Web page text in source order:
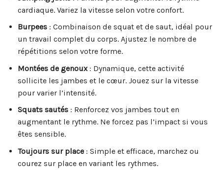
cardiaque. Variez la vitesse selon votre confort.
Burpees: Combinaison de squat et de saut, idéal pour
un travail complet du corps. Ajustez le nombre de
répétitions selon votre forme.
Montées de genoux: Dynamique, cette activité
sollicite les jambes et le cœur. Jouez sur la vitesse
pour varier l’intensité.
Squats sautés: Renforcez vos jambes tout en
augmentant le rythme. Ne forcez pas l’impact si vous
êtes sensible.
Toujours sur place: Simple et efficace, marchez ou
courez sur place en variant les rythmes.